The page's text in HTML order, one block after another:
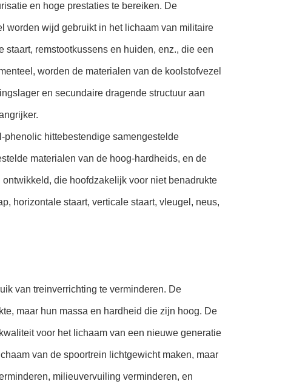
en hoge prestaties te bereiken. De
worden wijd gebruikt in het lichaam van militaire
remstootkussens en huiden, enz., die een
worden de materialen van de koolstofvezel
en secundaire dragende structuur aan
phenolic hittebestendige samengestelde
materialen van de hoog-hardheids, en de
die hoofdzakelijk voor niet benadrukte
horizontale staart, verticale staart, vleugel, neus,
van treinverrichting te verminderen. De
maar hun massa en hardheid die zijn hoog. De
voor het lichaam van een nieuwe generatie
van de spoortrein lichtgewicht maken, maar
milieuvervuiling verminderen, en